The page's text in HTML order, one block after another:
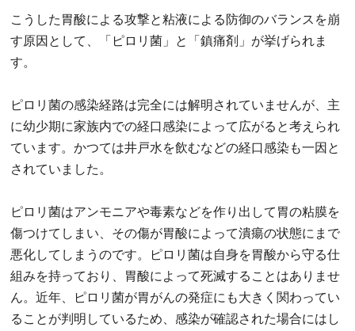
こうした胃酸による攻撃と粘液による防御のバランスを崩
す原因として、「ピロリ菌」と「鎮痛剤」が挙げられま
す。
ピロリ菌の感染経路は完全には解明されていませんが、主
に幼少期に家族内での経口感染によって広がると考えられ
ています。かつては井戸水を飲むなどの経口感染も一因と
されていました。
ピロリ菌はアンモニアや毒素などを作り出して胃の粘膜を
傷つけてしまい、その傷が胃酸によって潰瘍の状態にまで
悪化してしまうのです。ピロリ菌は自身を胃酸から守る仕
組みを持っており、胃酸によって死滅することはありませ
ん。近年、ピロリ菌が胃がんの発症にも大きく関わってい
ることが判明しているため、感染が確認された場合にはし